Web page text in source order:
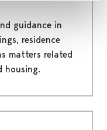
guidance in
residence
matters related
housing.